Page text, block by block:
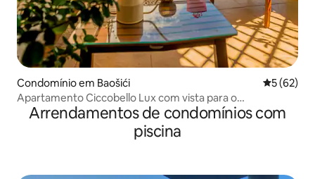
Condomínio em Baošići
5 (62)
Apartamento Ciccobello Lux com vista para o
mar/garagem privada
Arrendamentos de condomínios com
piscina